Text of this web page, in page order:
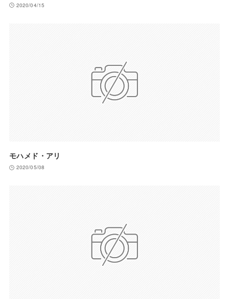
2020/04/15
モハメド・アリ
2020/05/08